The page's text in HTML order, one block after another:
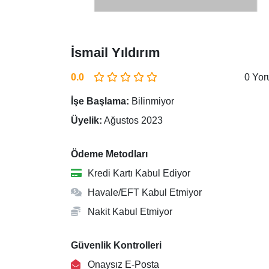
İsmail Yıldırım
0.0 0
İşe Başlama: Bilinmiyor
Üyelik: Ağustos 2023
Ödeme Metodları
Kredi Kartı Kabul Ediyor
Havale/EFT Kabul Etmiyor
Nakit Kabul Etmiyor
Güvenlik Kontrolleri
Onaysız E-Posta